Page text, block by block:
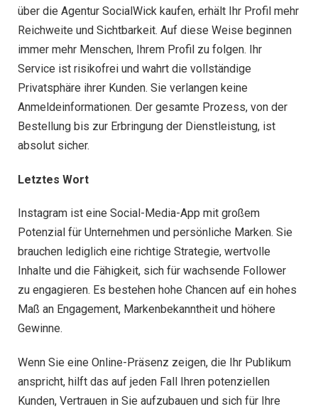
über die Agentur SocialWick kaufen, erhält Ihr Profil mehr
Reichweite und Sichtbarkeit. Auf diese Weise beginnen
immer mehr Menschen, Ihrem Profil zu folgen. Ihr
Service ist risikofrei und wahrt die vollständige
Privatsphäre ihrer Kunden. Sie verlangen keine
Anmeldeinformationen. Der gesamte Prozess, von der
Bestellung bis zur Erbringung der Dienstleistung, ist
absolut sicher.
Letztes Wort
Instagram ist eine Social-Media-App mit großem
Potenzial für Unternehmen und persönliche Marken. Sie
brauchen lediglich eine richtige Strategie, wertvolle
Inhalte und die Fähigkeit, sich für wachsende Follower
zu engagieren. Es bestehen hohe Chancen auf ein hohes
Maß an Engagement, Markenbekanntheit und höhere
Gewinne.
Wenn Sie eine Online-Präsenz zeigen, die Ihr Publikum
anspricht, hilft das auf jeden Fall Ihren potenziellen
Kunden, Vertrauen in Sie aufzubauen und sich für Ihre